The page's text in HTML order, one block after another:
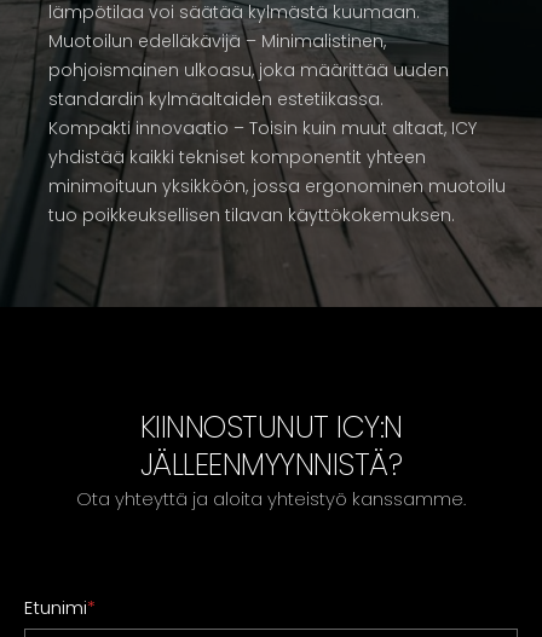
lämpötilaa voi säätää kylmästä kuumaan.
Muotoilun edelläkävijä – Minimalistinen,
pohjoismainen ulkoasu, joka määrittää uuden
standardin kylmäaltaiden estetiikassa.
Kompakti innovaatio – Toisin kuin muut altaat, ICY
yhdistää kaikki tekniset komponentit yhteen
minimoituun yksikköön, jossa ergonominen muotoilu
tuo poikkeuksellisen tilavan käyttökokemuksen.
KIINNOSTUNUT ICY:N
JÄLLEENMYYNNISTÄ?
Ota yhteyttä ja aloita yhteistyö kanssamme.
Etunimi*